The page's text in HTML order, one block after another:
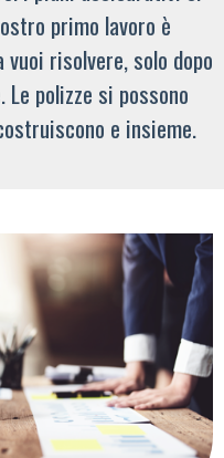
primo lavoro è
risolvere, solo dopo
polizze si possono
e insieme.